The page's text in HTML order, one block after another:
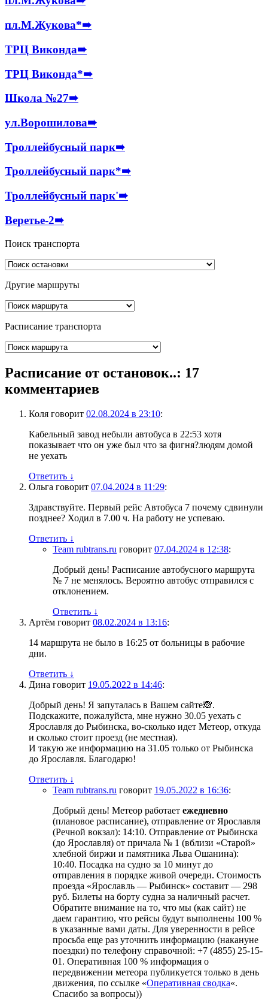
пл.М.Жукова*➠
ТРЦ Виконда➠
ТРЦ Виконда*➠
Школа №27➠
ул.Ворошилова➠
Троллейбусный парк➠
Троллейбусный парк*➠
Троллейбусный парк'➠
Веретье-2➠
Поиск транспорта
Другие маршруты
Расписание транспорта
Расписание от остановок..: 17
комментариев
Коля говорит 02.08.2024 в 23:10:
Кабельный завод небыли автобуса в 22:53 хотя
показывает что он уже был что за фигня?людям домой
не уехать
Ответить ↓
Ольга говорит 07.04.2024 в 11:29:
Здравствуйте. Первый рейс Автобуса 7 почему сдвинули
позднее? Ходил в 7.00 ч. На работу не успеваю.
Ответить ↓
Team rubtrans.ru говорит 07.04.2024 в 12:38:
Добрый день! Расписание автобусного маршрута
№ 7 не менялось. Вероятно автобус отправился с
отклонением.
Ответить ↓
Артём говорит 08.02.2024 в 13:16:
14 маршрута не было в 16:25 от больницы в рабочие
дни.
Ответить ↓
Дина говорит 19.05.2022 в 14:46:
Добрый день! Я запуталась в Вашем сайте🙈.
Подскажите, пожалуйста, мне нужно 30.05 уехать с
Ярославля до Рыбинска, во-сколько идет Метеор, откуда
и сколько стоит проезд (не местная).
И такую же информацию на 31.05 только от Рыбинска
до Ярославля. Благодарю!
Ответить ↓
Team rubtrans.ru говорит 19.05.2022 в 16:36:
Добрый день! Метеор работает ежедневно
(плановое расписание), отправление от Ярославля
(Речной вокзал): 14:10. Отправление от Рыбинска
(до Ярославля) от причала № 1 (вблизи «Старой»
хлебной биржи и памятника Льва Ошанина):
10:40. Посадка на судно за 10 минут до
отправления в порядке живой очереди. Стоимость
проезда «Ярославль — Рыбинск» составит — 298
руб. Билеты на борту судна за наличный расчет.
Обратите внимание на то, что мы (как сайт) не
даем гарантию, что рейсы будут выполнены 100 %
в указанные вами даты. Для уверенности в рейсе
просьба еще раз уточнить информацию (накануне
поездки) по телефону справочной: +7 (4855) 25-15-
01. Оперативная 100 % информация о
передвижении метеора публикуется только в день
движения, по ссылке «Оперативная сводка«.
Спасибо за вопросы))